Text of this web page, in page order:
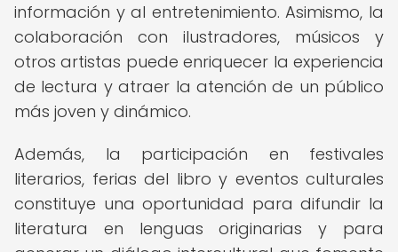
información y al entretenimiento. Asimismo, la
colaboración con ilustradores, músicos y
otros artistas puede enriquecer la experiencia
de lectura y atraer la atención de un público
más joven y dinámico.
Además, la participación en festivales
literarios, ferias del libro y eventos culturales
constituye una oportunidad para difundir la
literatura en lenguas originarias y para